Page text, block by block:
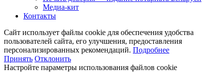
Медиа-кит
Контакты
Сайт использует файлы cookie для обеспечения удобства
пользователей сайта, его улучшения, предоставления
персонализированных рекомендаций. Подробнее
Принять Отклонить
Настройте параметры использования файлов cookie